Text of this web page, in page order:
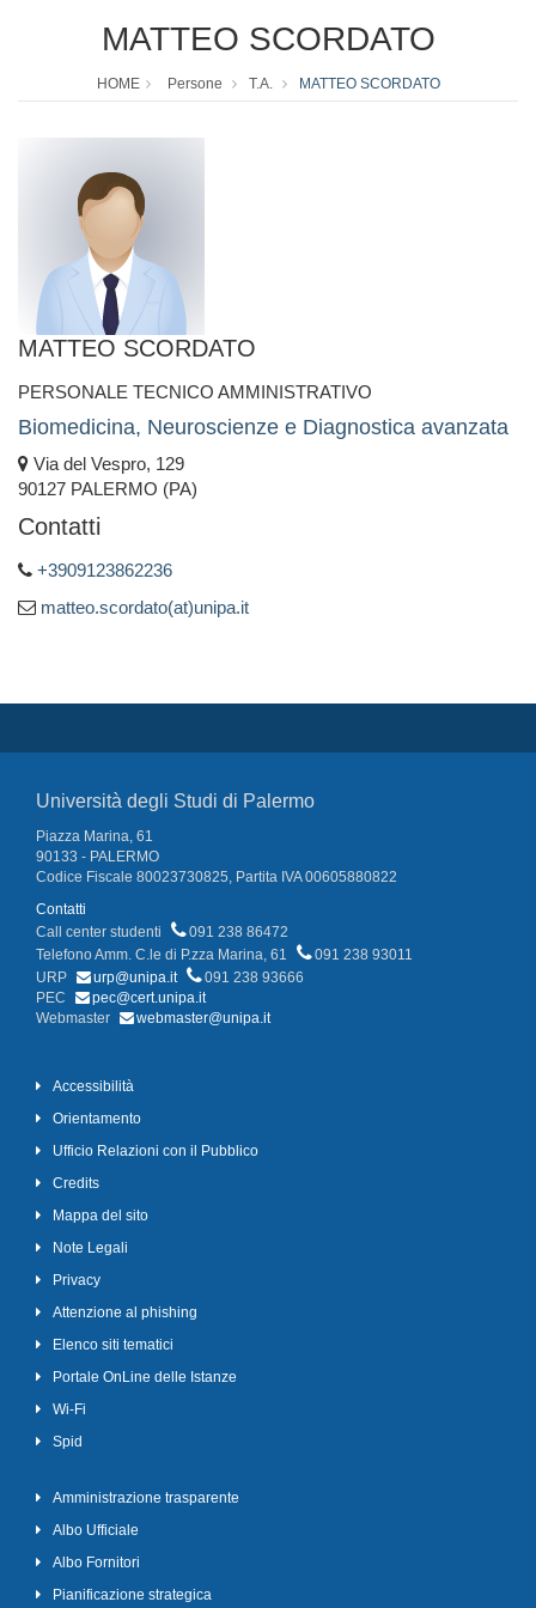
MATTEO SCORDATO
HOME Persone T.A. MATTEO SCORDATO
MATTEO SCORDATO
PERSONALE TECNICO AMMINISTRATIVO
Biomedicina, Neuroscienze e Diagnostica avanzata
Via del Vespro, 129
90127 PALERMO (PA)
Contatti
+3909123862236
matteo.scordato(at)unipa.it
Università degli Studi di Palermo
Piazza Marina, 61
90133 - PALERMO
Codice Fiscale 80023730825, Partita IVA 00605880822
Contatti
Call center studenti
091 238 86472
Telefono Amm. C.le di P.zza Marina, 61
091 238 93011
URP
urp@unipa.it
091 238 93666
PEC
pec@cert.unipa.it
Webmaster
webmaster@unipa.it
Accessibilità
Orientamento
Ufficio Relazioni con il Pubblico
Credits
Mappa del sito
Note Legali
Privacy
Attenzione al phishing
Elenco siti tematici
Portale OnLine delle Istanze
Wi-Fi
Spid
Amministrazione trasparente
Albo Ufficiale
Albo Fornitori
Pianificazione strategica